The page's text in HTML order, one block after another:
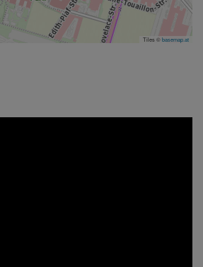
Tiles ©basemap.at